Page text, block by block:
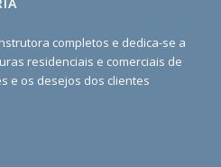
completos e dedica-se a
residenciais e comerciais de
e os desejos dos clientes